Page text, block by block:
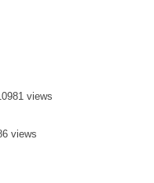
views
views